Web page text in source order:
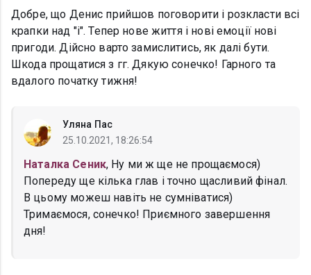
Добре, що Денис прийшов поговорити і розкласти всі
крапки над "і". Тепер нове життя і нові емоції нові
пригоди. Дійсно варто замислитись, як далі бути.
Шкода прощатися з гг. Дякую сонечко! Гарного та
вдалого початку тижня!
Уляна Пас
25.10.2021, 18:26:54
Наталка Сеник, Ну ми ж ще не прощаємося)
Попереду ще кілька глав і точно щасливий фінал.
В цьому можеш навіть не сумніватися)
Тримаємося, сонечко! Приємного завершення
дня!